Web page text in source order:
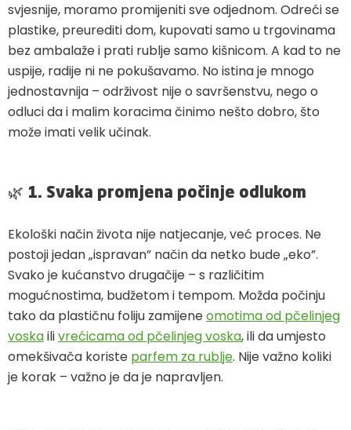
svjesnije, moramo promijeniti sve odjednom. Odreći se
plastike, preurediti dom, kupovati samo u trgovinama
bez ambalaže i prati rublje samo kišnicom. A kad to ne
uspije, radije ni ne pokušavamo. No istina je mnogo
jednostavnija – održivost nije o savršenstvu, nego o
odluci da i malim koracima činimo nešto dobro, što
može imati velik učinak.
🌿 1. Svaka promjena počinje odlukom
Ekološki način života nije natjecanje, već proces. Ne
postoji jedan „ispravan” način da netko bude „eko”.
Svako je kućanstvo drugačije – s različitim
mogućnostima, budžetom i tempom. Možda počinju
tako da plastičnu foliju zamijeneomotima od pčelinjeg
voskailivrećicama od pčelinjeg voska, ili da umjesto
omekšivača koriste parfem za rublje. Nije važno koliki
je korak – važno je da je napravljen.